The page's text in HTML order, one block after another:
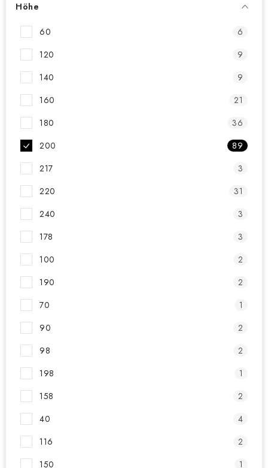
Höhe
60
6
120
9
140
9
160
21
180
36
200
89
217
3
220
31
240
3
178
3
100
2
190
2
70
1
90
2
98
2
198
1
158
2
40
4
116
2
150
1